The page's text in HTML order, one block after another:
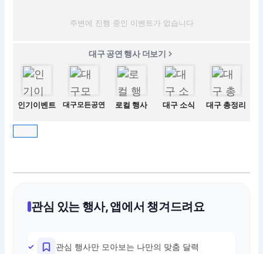
주변에 진행 중인 이벤트가 없습니다
대구 공연 행사 더보기
인기이벤트 대구모든공연 로컬 행사 대구 소식 대구 총정리
관심 있는 행사, 앱에서 챙겨드려요
관심 행사만 모아보는 나만의 맞춤 달력